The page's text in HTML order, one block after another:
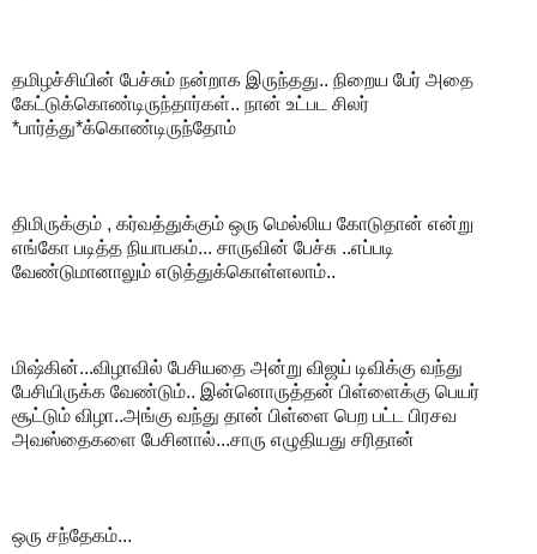
தமிழச்சியின் பேச்சும் நன்றாக இருந்தது.. நிறைய பேர் அதை
கேட்டுக்கொண்டிருந்தார்கள்.. நான் உட்பட சிலர்
*பார்த்து*க்கொண்டிருந்தோம்
திமிருக்கும் , கர்வத்துக்கும் ஒரு மெல்லிய கோடுதான் என்று
எங்கோ படித்த நியாபகம்... சாருவின் பேச்சு ..எப்படி
வேண்டுமானாலும் எடுத்துக்கொள்ளலாம்..
மிஷ்கின்...விழாவில் பேசியதை அன்று விஜய் டிவிக்கு வந்து
பேசியிருக்க வேண்டும்.. இன்னொருத்தன் பிள்ளைக்கு பெயர்
சூட்டும் விழா..அங்கு வந்து தான் பிள்ளை பெற பட்ட பிரசவ
அவஸ்தைகளை பேசினால்...சாரு எழுதியது சரிதான்
ஒரு சந்தேகம்...